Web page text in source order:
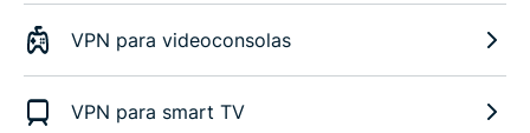
VPN para videoconsolas
VPN para smart TV